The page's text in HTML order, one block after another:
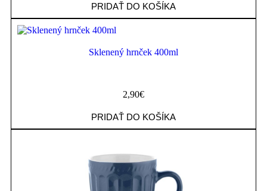
PRIDAŤ DO KOŠÍKA
Sklenený hrnček 400ml
2,90€
PRIDAŤ DO KOŠÍKA